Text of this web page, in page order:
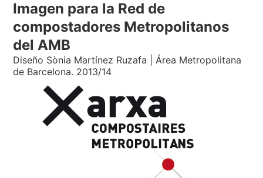
Imagen para la Red de
compostadores Metropolitanos
del AMB
Diseño Sònia Martínez Ruzafa | Área Metropolitana
de Barcelona. 2013/14